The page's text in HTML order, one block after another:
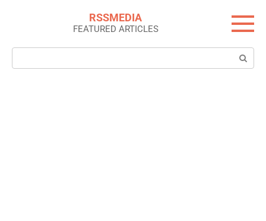
RSSMEDIA
FEATURED ARTICLES
Search: